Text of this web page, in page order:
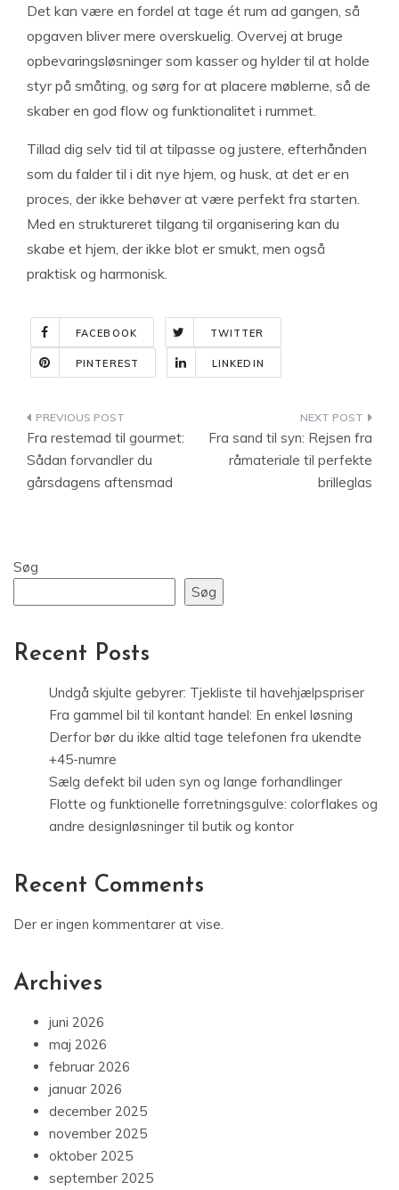
Det kan være en fordel at tage ét rum ad gangen, så
opgaven bliver mere overskuelig. Overvej at bruge
opbevaringsløsninger som kasser og hylder til at holde
styr på småting, og sørg for at placere møblerne, så de
skaber en god flow og funktionalitet i rummet.
Tillad dig selv tid til at tilpasse og justere, efterhånden
som du falder til i dit nye hjem, og husk, at det er en
proces, der ikke behøver at være perfekt fra starten.
Med en struktureret tilgang til organisering kan du
skabe et hjem, der ikke blot er smukt, men også
praktisk og harmonisk.
FACEBOOK TWITTER
PINTEREST LINKEDIN
Indlægsnavigation
Fra restemad til gourmet:
Sådan forvandler du
gårsdagens aftensmad
Fra sand til syn: Rejsen fra
råmateriale til perfekte
brilleglas
Søg
Søg
Recent Posts
Undgå skjulte gebyrer: Tjekliste til havehjælpspriser
Fra gammel bil til kontant handel: En enkel løsning
Derfor bør du ikke altid tage telefonen fra ukendte
+45-numre
Sælg defekt bil uden syn og lange forhandlinger
Flotte og funktionelle forretningsgulve: colorflakes og
andre designløsninger til butik og kontor
Recent Comments
Der er ingen kommentarer at vise.
Archives
juni 2026
maj 2026
februar 2026
januar 2026
december 2025
november 2025
oktober 2025
september 2025